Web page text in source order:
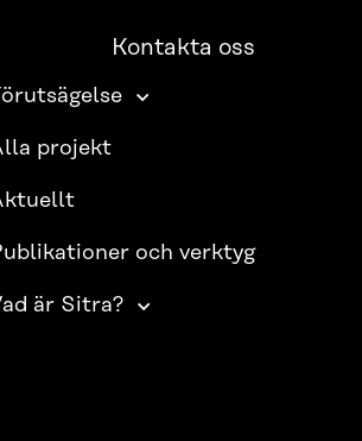
Kontakta oss
projekt
och verktyg
är Sitra?